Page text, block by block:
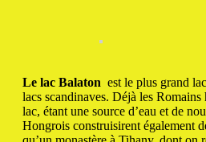
Le lac Balaton est le plus grand
lacs scandinaves. Déjà les Romains
lac, étant une source d’eau et de
Hongrois construisirent également